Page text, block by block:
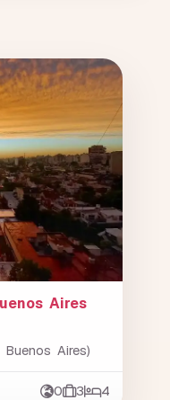
Aires
Aires)
0 3 4